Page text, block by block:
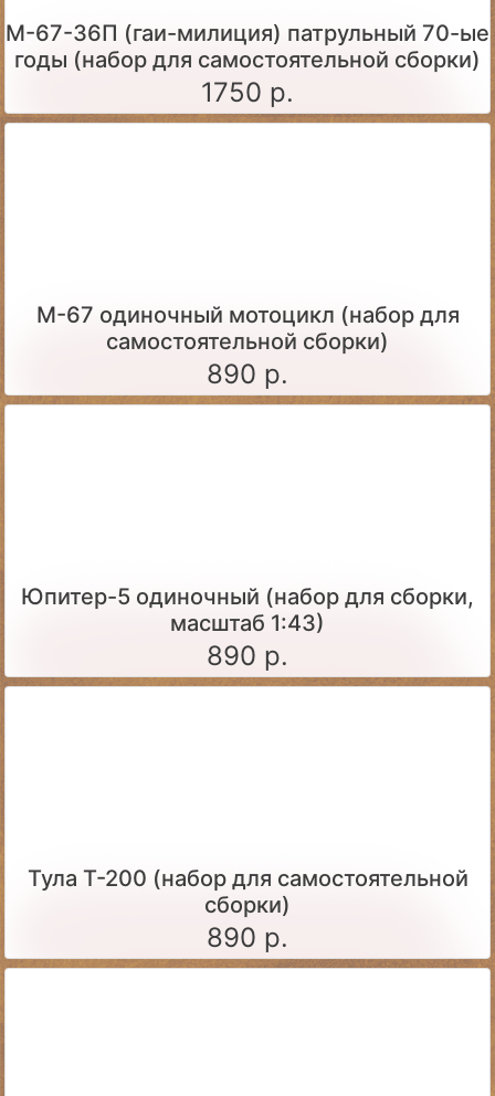
М-67-36П (гаи-милиция) патрульный 70-ые
годы (набор для самостоятельной сборки)
1750 р.
М-67 одиночный мотоцикл (набор для
самостоятельной сборки)
890 р.
Юпитер-5 одиночный (набор для сборки,
масштаб 1:43)
890 р.
Тула Т-200 (набор для самостоятельной
сборки)
890 р.